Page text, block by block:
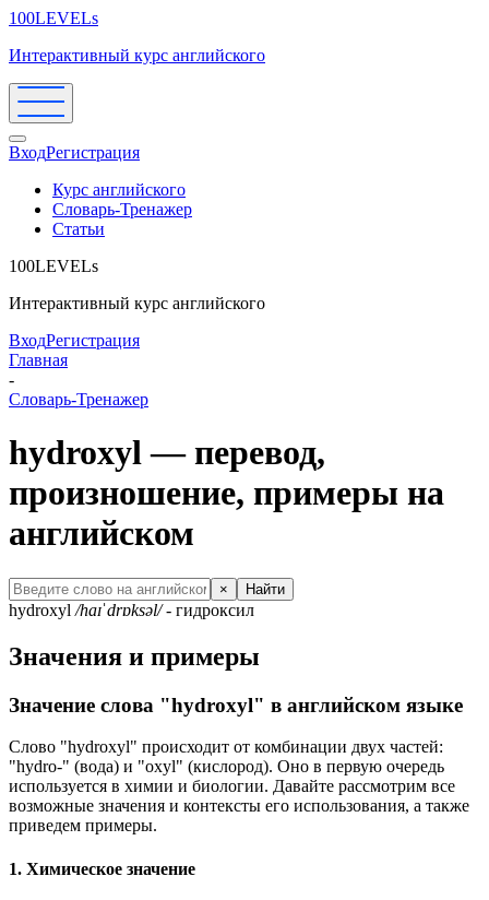
100LEVELs
Интерактивный курс английского
ВходРегистрация
Курс английского
Словарь-Тренажер
Статьи
100LEVELs
Интерактивный курс английского
ВходРегистрация
Главная
-
Словарь-Тренажер
hydroxyl — перевод,
произношение, примеры на
английском
× Найти
hydroxyl /haɪˈdrɒksəl/- гидроксил
Значения и примеры
Значение слова "hydroxyl" в английском языке
Слово "hydroxyl" происходит от комбинации двух частей:
"hydro-" (вода) и "oxyl" (кислород). Оно в первую очередь
используется в химии и биологии. Давайте рассмотрим все
возможные значения и контексты его использования, а также
приведем примеры.
1. Химическое значение